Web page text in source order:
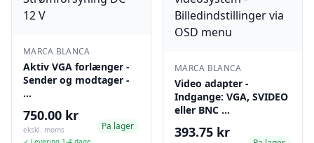
MARCA BLANCA
Aktiv VGA forlænger -
Sender og modtager -
…
750.00 kr
ekskl. moms
Pa lager
MARCA BLANCA
Video adapter -
Indgange: VGA, SVIDEO
eller BNC …
393.75 kr